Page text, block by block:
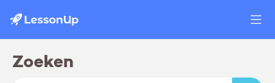
Zoeken